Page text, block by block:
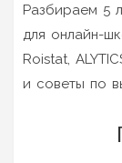
Разбираем 5
для онлайн-
Roistat,
и советы по